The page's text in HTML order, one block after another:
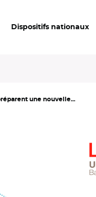
Dispositifs nationaux
une nouvelle...